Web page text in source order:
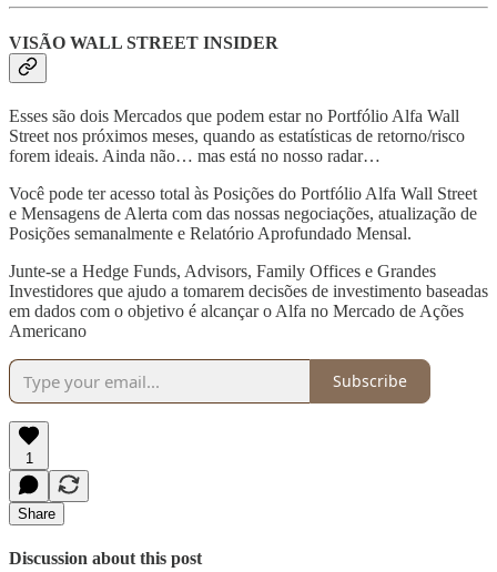
VISÃO WALL STREET INSIDER
Esses são dois Mercados que podem estar no Portfólio Alfa Wall
Street nos próximos meses, quando as estatísticas de retorno/risco
forem ideais. Ainda não… mas está no nosso radar…
Você pode ter acesso total às Posições do Portfólio Alfa Wall Street
e Mensagens de Alerta com das nossas negociações, atualização de
Posições semanalmente e Relatório Aprofundado Mensal.
Junte-se a Hedge Funds, Advisors, Family Offices e Grandes
Investidores que ajudo a tomarem decisões de investimento baseadas
em dados com o objetivo é alcançar o Alfa no Mercado de Ações
Americano
Subscribe
1
Share
Discussion about this post